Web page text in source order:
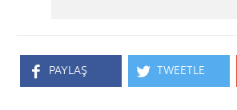
PAYLAŞ TWEETLE